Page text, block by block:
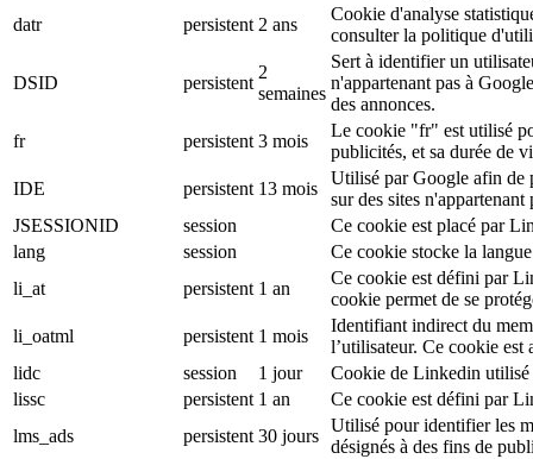
datr
persistent 2 ans
Cookie d'analyse
consulter la politique
DSID persistent
2
semaines
Sert à identifier un
n'appartenant pas à
des annonces.
fr
persistent 3 mois
Le cookie "fr" est utilisé
publicités, et sa durée de
IDE
persistent 13 mois
Utilisé par Google afin de
sur des sites n'appartenant
JSESSIONID
session
Ce cookie est placé par
lang
session
Ce cookie stocke la
li_at
persistent 1 an
Ce cookie est défini par
cookie permet de se
li_oatml
persistent 1 mois
Identifiant indirect du
l’utilisateur. Ce cookie
lidc
session 1 jour
Cookie de Linkedin utilisé
lissc
persistent 1 an
Ce cookie est défini par
lms_ads
persistent 30 jours
Utilisé pour identifier les
désignés à des fins de